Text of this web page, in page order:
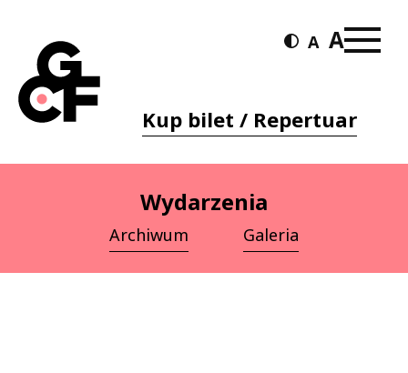
Kup bilet / Repertuar
Wydarzenia
Archiwum Galeria